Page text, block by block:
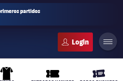
partidos
uniform ticket-full ticket-